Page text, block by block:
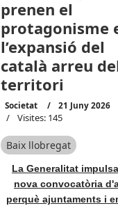
prenen el
protagonisme
l’expansió del
català arreu
territori
Societat 21 Juny 2026
Visites: 145
Baix llobregat
La Generalitat
nova convocatòria
perquè ajuntaments i